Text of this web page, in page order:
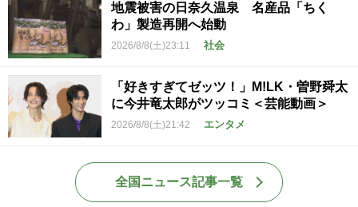
地震被害の日奈久温泉 名産品「ちく
わ」製造再開へ始動
2026/8/8(土)23:11 社会
「好きすぎてゼッツ！」M!LK・曽野舜太
に今井竜太郎がツッコミ＜芸能動画＞
2026/8/8(土)21:42 エンタメ
全国ニュース記事一覧